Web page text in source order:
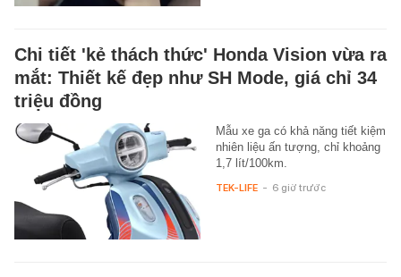
Chi tiết 'kẻ thách thức' Honda Vision vừa ra
mắt: Thiết kế đẹp như SH Mode, giá chỉ 34
triệu đồng
Mẫu xe ga có khả năng tiết kiệm
nhiên liệu ấn tượng, chỉ khoảng
1,7 lít/100km.
TEK-LIFE - 6 giờ trước